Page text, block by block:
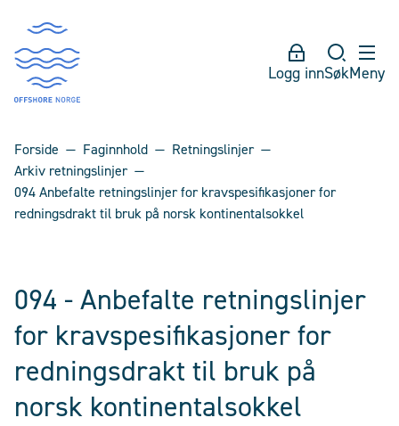
Logg innSøkMeny
Forside Faginnhold
Retningslinjer
Arkiv retningslinjer
094 Anbefalte retningslinjer for kravspesifikasjoner for
redningsdrakt til bruk på norsk kontinentalsokkel
094 - Anbefalte retningslinjer
for kravspesifikasjoner for
redningsdrakt til bruk på
norsk kontinentalsokkel